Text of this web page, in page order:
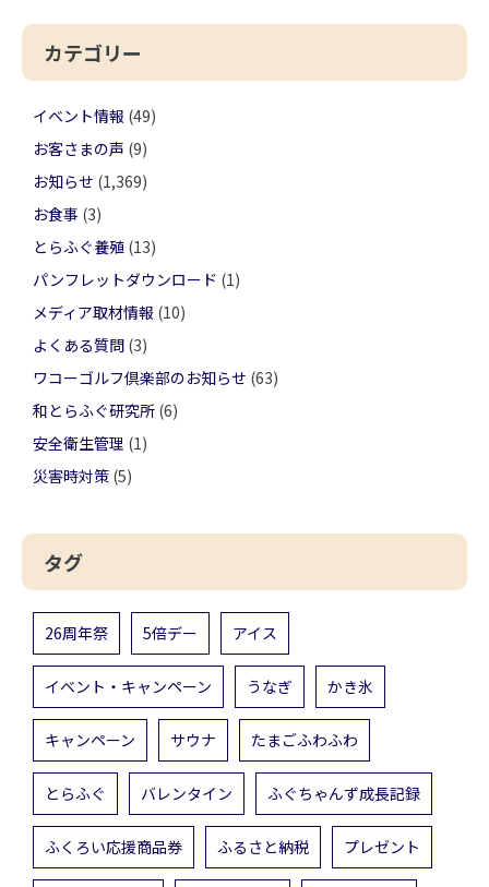
カテゴリー
イベント情報 (49)
お客さまの声 (9)
お知らせ (1,369)
お食事 (3)
とらふぐ養殖 (13)
パンフレットダウンロード (1)
メディア取材情報 (10)
よくある質問 (3)
ワコーゴルフ倶楽部のお知らせ (63)
和とらふぐ研究所 (6)
安全衛生管理 (1)
災害時対策 (5)
タグ
26周年祭 5倍デー アイス
イベント・キャンペーン うなぎ かき氷
キャンペーン サウナ たまごふわふわ
とらふぐ バレンタイン ふぐちゃんず成長記録
ふくろい応援商品券 ふるさと納税 プレゼント